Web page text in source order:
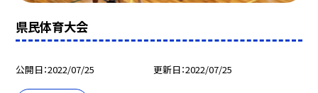
県民体育大会
公開日 2022/07/25 更新日 2022/07/25